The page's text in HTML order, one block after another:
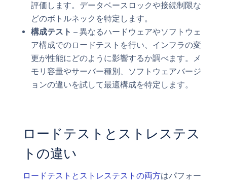
評価します。データベースロックや接続制限な
どのボトルネックを特定します。
構成テスト – 異なるハードウェアやソフトウェ
ア構成でのロードテストを行い、インフラの変
更が性能にどのように影響するか調べます。メ
モリ容量やサーバー種別、ソフトウェアバージ
ョンの違いを試して最適構成を特定します。
ロードテストとストレステス
トの違い
ロードテストとストレステストの両方はパフォー